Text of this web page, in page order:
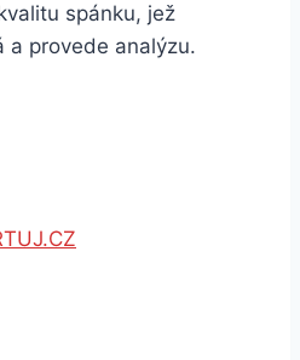
spánku, jež
a provede analýzu.